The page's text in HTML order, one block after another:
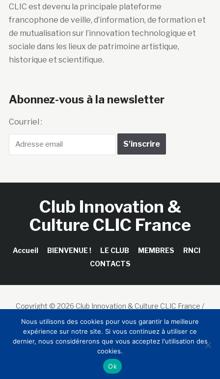
CLIC est devenu la principale plateforme
francophone de veille, d’information, de formation et
de mutualisation sur l’innovation technologique et
sociale dans les lieux de patrimoine artistique,
historique et scientifique.
Abonnez-vous à la newsletter
Courriel :
Club Innovation &
Culture CLIC France
Accueil BIENVENUE ! LE CLUB MEMBRES
RNCI
CONTACTS
Copyright © 2026 Club Innovation & Culture CLIC France /
Sinapses Conseils
Nous utilisons des cookies pour vous garantir la meilleure
expérience sur notre site. Si vous continuez à utiliser ce
dernier, nous considérerons que vous acceptez l'utilisation des
cookies.
Ok